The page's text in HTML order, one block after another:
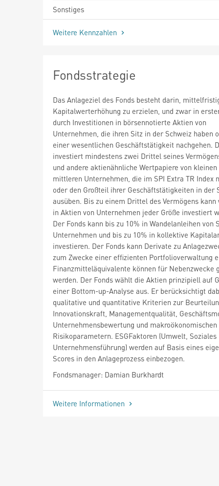
Sonstiges
Weitere Kennzahlen
Fondsstrategie
Das Anlageziel des Fonds besteht darin,
Kapitalwerterhöhung zu erzielen, und zwar in
durch Investitionen in börsennotierte Aktien von
Unternehmen, die ihren Sitz in der Schweiz haben
einer wesentlichen Geschäftstätigkeit nachgehen.
investiert mindestens zwei Drittel seines
und andere aktienähnliche Wertpapiere von kleinen
mittleren Unternehmen, die im SPI Extra TR Index
oder den Großteil ihrer Geschäftstätigkeiten in der
ausüben. Bis zu einem Drittel des Vermögens
in Aktien von Unternehmen jeder Größe investiert
Der Fonds kann bis zu 10% in Wandelanleihen von
Unternehmen und bis zu 10% in kollektive
investieren. Der Fonds kann Derivate zu
zum Zwecke einer effizienten Portfolioverwaltung
Finanzmitteläquivalente können für Nebenzwecke
werden. Der Fonds wählt die Aktien prinzipiell auf
einer Bottom-up-Analyse aus. Er berücksichtigt
qualitative und quantitative Kriterien zur
Innovationskraft, Managementqualität,
Unternehmensbewertung und makroökonomischen
Risikoparametern. ESGFaktoren (Umwelt, Soziales
Unternehmensführung) werden auf Basis eines
Scores in den Anlageprozess einbezogen.
Fondsmanager: Damian Burkhardt
Weitere Informationen